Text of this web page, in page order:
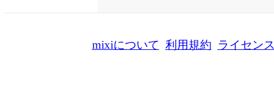
mixiについて 利用規約 ライセンス